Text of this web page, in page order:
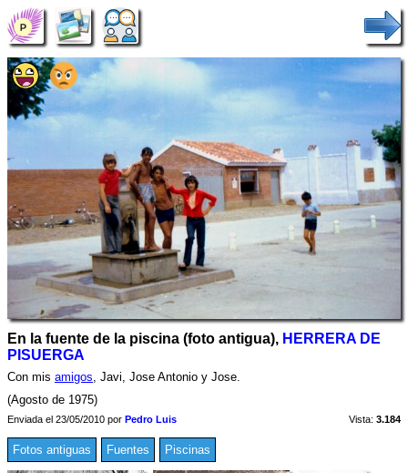
En la fuente de la piscina (foto antigua), HERRERA DE
PISUERGA
Con mis amigos , Javi, Jose Antonio y Jose.
(Agosto de 1975)
Enviada el 23/05/2010 por Pedro Luis Vista: 3.184
Fotos antiguas Fuentes Piscinas